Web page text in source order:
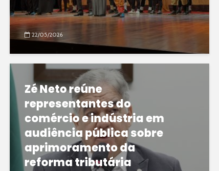
22/05/2026
Zé Neto reúne
representantes do
comércio e indústria em
audiência pública sobre
aprimoramento da
reforma tributária